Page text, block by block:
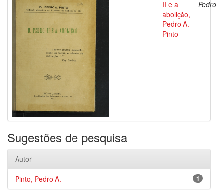
II e a
abolição,
Pedro A.
Pinto
Pedro
Sugestões de pesquisa
Autor
1
Pinto, Pedro A.